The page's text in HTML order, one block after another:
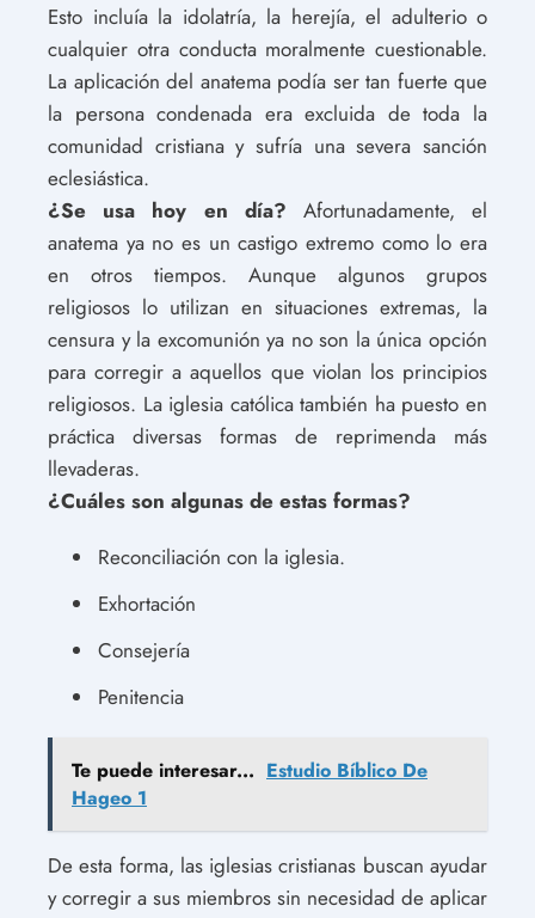
Esto incluía la idolatría, la herejía, el adulterio o
cualquier otra conducta moralmente cuestionable.
La aplicación del anatema podía ser tan fuerte que
la persona condenada era excluida de toda la
comunidad cristiana y sufría una severa sanción
eclesiástica.
¿Se usa hoy en día? Afortunadamente, el
anatema ya no es un castigo extremo como lo era
en otros tiempos. Aunque algunos grupos
religiosos lo utilizan en situaciones extremas, la
censura y la excomunión ya no son la única opción
para corregir a aquellos que violan los principios
religiosos. La iglesia católica también ha puesto en
práctica diversas formas de reprimenda más
llevaderas.
¿Cuáles son algunas de estas formas?
Reconciliación con la iglesia.
Exhortación
Consejería
Penitencia
Te puede interesar... Estudio Bíblico De
Hageo 1
De esta forma, las iglesias cristianas buscan ayudar
y corregir a sus miembros sin necesidad de aplicar